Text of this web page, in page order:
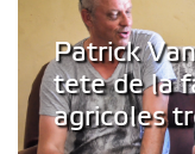
Patrick
tete de la
agricoles